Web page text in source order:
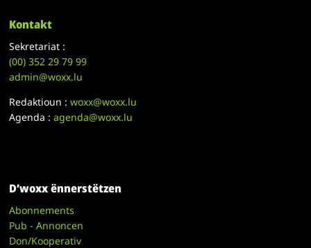
Kontakt
Sekretariat :
(00)352 29 79 99
admin@woxx.lu
Redaktioun :woxx@woxx.lu
Agenda :agenda@woxx.lu
D’woxx ënnerstëtzen
Abonnements
Pub - Annoncen
Don/Kooperativ